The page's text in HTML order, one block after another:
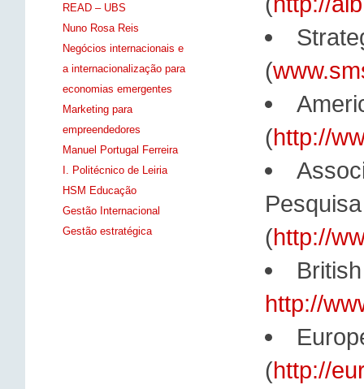
(
(http://
(http://
http://
(http://
READ – UBS
Nuno Rosa Reis
Negócios internacionais e
a internacionalização para
economias emergentes
Marketing para
empreendedores
Manuel Portugal Ferreira
I. Politécnico de Leiria
HSM Educação
Gestão Internacional
Gestão estratégica